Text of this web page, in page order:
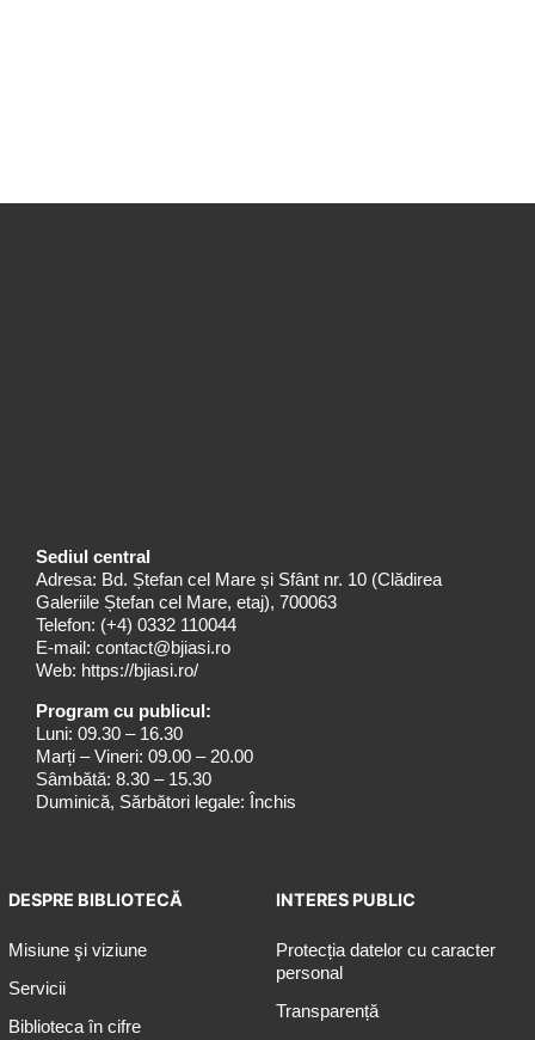
Sediul central
Adresa: Bd. Ștefan cel Mare și Sfânt nr. 10 (Clădirea
Galeriile Ștefan cel Mare, etaj), 700063
Telefon: (+4) 0332 110044
E-mail: contact@bjiasi.ro
Web: https://bjiasi.ro/
Program cu publicul:
Luni: 09.30 – 16.30
Marți – Vineri: 09.00 – 20.00
Sâmbătă: 8.30 – 15.30
Duminică, Sărbători legale: Închis
DESPRE BIBLIOTECĂ
Misiune şi viziune
Servicii
Biblioteca în cifre
INTERES PUBLIC
Protecția datelor cu caracter
personal
Transparență